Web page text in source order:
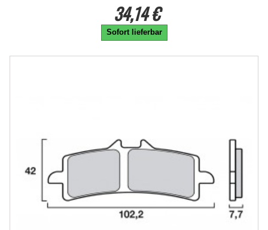
34,14 €
Sofort lieferbar